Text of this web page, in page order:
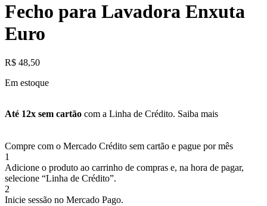
Fecho para Lavadora Enxuta
Euro
R$ 48,50
Em estoque
Até 12x sem cartão com a Linha de Crédito. Saiba mais
Compre com o Mercado Crédito sem cartão e pague por mês
1
Adicione o produto ao carrinho de compras e, na hora de pagar,
selecione “Linha de Crédito”.
2
Inicie sessão no Mercado Pago.